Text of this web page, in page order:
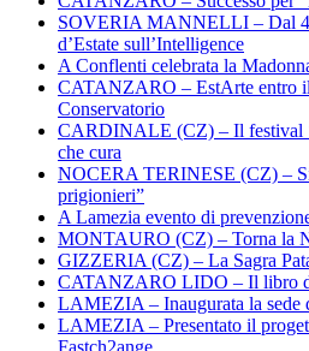
SOVERIA MANNELLI – Dal 4
d’Estate sull’Intelligence
A Conflenti celebrata la
CATANZARO – EstArte entro
Conservatorio
CARDINALE (CZ) – Il festival
che cura
NOCERA TERINESE (CZ) –
prigionieri”
A Lamezia evento di
MONTAURO (CZ) – Torna la
GIZZERIA (CZ) – La Sagra
CATANZARO LIDO – Il libro
LAMEZIA – Inaugurata la sede
LAMEZIA – Presentato il
Fastch2ange